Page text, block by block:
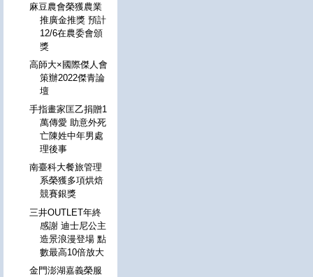
麻豆農會榮獲農業
推廣金推獎 預計
12/6在農委會頒
獎
高師大×國際傑人會
策辦2022傑青論
壇
手指畫家匡乙捐贈1
萬傳愛 助意外死
亡陳姓中年男處
理後事
南臺科大餐旅管理
系榮獲多項烘焙
競賽銀獎
三井OUTLET年終
感謝 迪士尼公主
造景浪漫登場 點
數最高10倍放大
金門澎湖嘉義榮服